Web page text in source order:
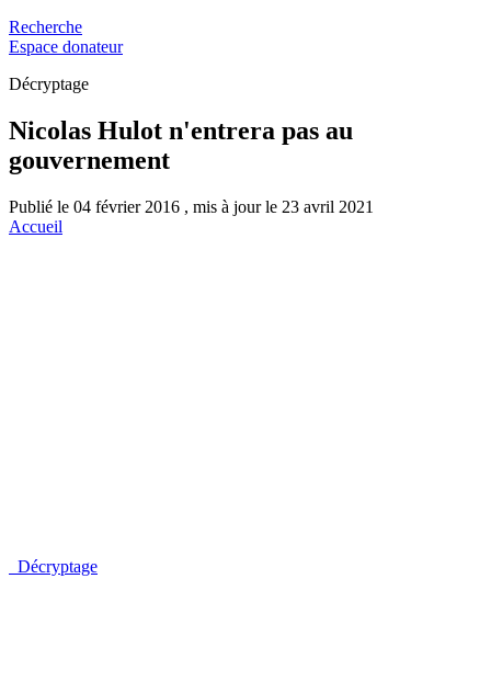
Recherche
Espace donateur
Décryptage
Nicolas Hulot n'entrera pas au
gouvernement
Publié le 04 février 2016 , mis à jour le 23 avril 2021
Accueil
Décryptage